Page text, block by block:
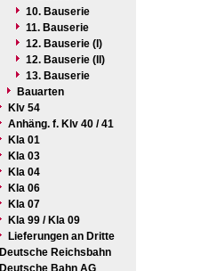
10. Bauserie
11. Bauserie
12. Bauserie (I)
12. Bauserie (II)
13. Bauserie
Bauarten
Klv 54
Anhäng. f. Klv 40 / 41
Kla 01
Kla 03
Kla 04
Kla 06
Kla 07
Kla 99 / Kla 09
Lieferungen an Dritte
Deutsche Reichsbahn
Deutsche Bahn AG